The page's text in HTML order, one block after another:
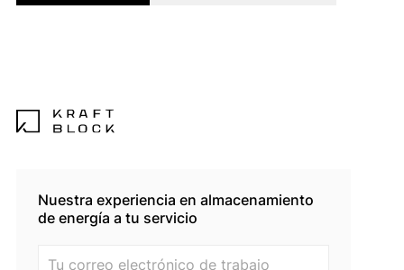
Nuestra experiencia en almacenamiento
de energía a tu servicio